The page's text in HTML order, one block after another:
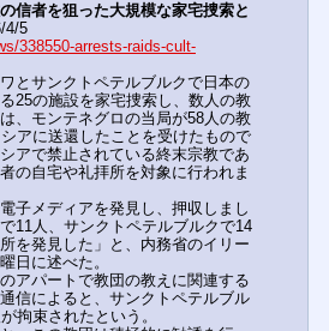
信者を狙った大規模な家宅捜索と
4/5
338550-arrests-raids-cult-
とサンクトペテルブルクで日本の
25の施設を家宅捜索し、数人の教
、モンテネグロの当局が58人の教
アに送還したことを受けたもので
アで禁止されている終末宗教であ
の自宅や礼拝所を対象に行われま
子メディアを発見し、押収しまし
11人、サンクトペテルブルクで14
を発見した」と、内務省のイリー
日に述べた。
アパートで教団の教えに関連する
信によると、サンクトペテルブル
拘束されたという。